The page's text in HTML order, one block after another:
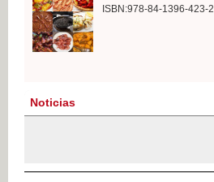
ISBN:978-84-1396-423-2
Noticias